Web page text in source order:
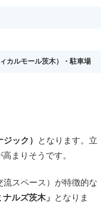
カルモール茨木）・駐車場
ック）
となります。立
まりそうです。
スペース）が特徴的な
ナルズ茨木」
となりま